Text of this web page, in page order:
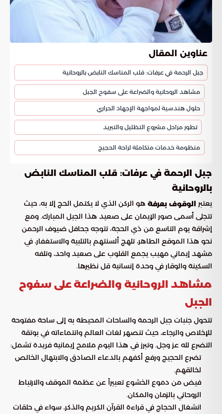
عناوين المقال
جبل الرحمة في عرفات: قلب المناسك النابض بالروحانية
مشاهد الروحانية والضراعة على سفوح الجبل
حلول هندسية لمواجهة الإجهاد الحراري
تطور مراحل مشروع التظليل والتبريد
منظومة خدمات متكاملة لراحة الحجيج
جبل الرحمة في عرفات: قلب المناسك النابض
بالروحانية
يعتبر الوقوف بعرفة هو الركن الذي لا يكتمل الحج إلا به، حيث
تتجلى أسمى صور الإيمان على صعيد هذا الجبل المبارك. ومع
إشراقة يوم التاسع من ذي الحجة، تتوجه جحافل ضيوف الرحمن
نحو هذا الموقع الطاهر، تلهج ألسنتهم بالتلبية والاستغفار، في
مشهد إيماني مهيب يجمع القلوب على صعيد واحد، وتلفه
السكينة والوقار في وحدة إنسانية قل نظيرها.
مشاهد الروحانية والضراعة على سفوح
الجبل
تتحول جنبات جبل الرحمة والساحات المحيطة به إلى ساحة مفتوحة
للإخلاص والرجاء، حيث تنصهر لغات العالم وانتماءاته في بوتقة
التضرع لله عز وجل. وتبرز في هذا اليوم ملامح إيمانية فريدة تشمل:
تضرع الحجيج ورفع أكفهم بالدعاء الصادق والابتهال الخالص
لخالقهم.
فيض من دموع الخشوع تعبيراً عن عظمة الموقف والارتباط
الروحاني بالزمان والمكان.
انشغال الحجاج في قراءة القرآن الكريم والذكر، سواء في حلقات